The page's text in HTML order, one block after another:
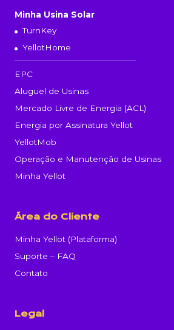
Minha Usina Solar
TurnKey
YellotHome
EPC
Aluguel de Usinas
Mercado Livre de Energia (ACL)
Energia por Assinatura Yellot
YellotMob
Operação e Manutenção de Usinas
Minha Yellot
Área do Cliente
Minha Yellot (Plataforma)
Suporte – FAQ
Contato
Legal